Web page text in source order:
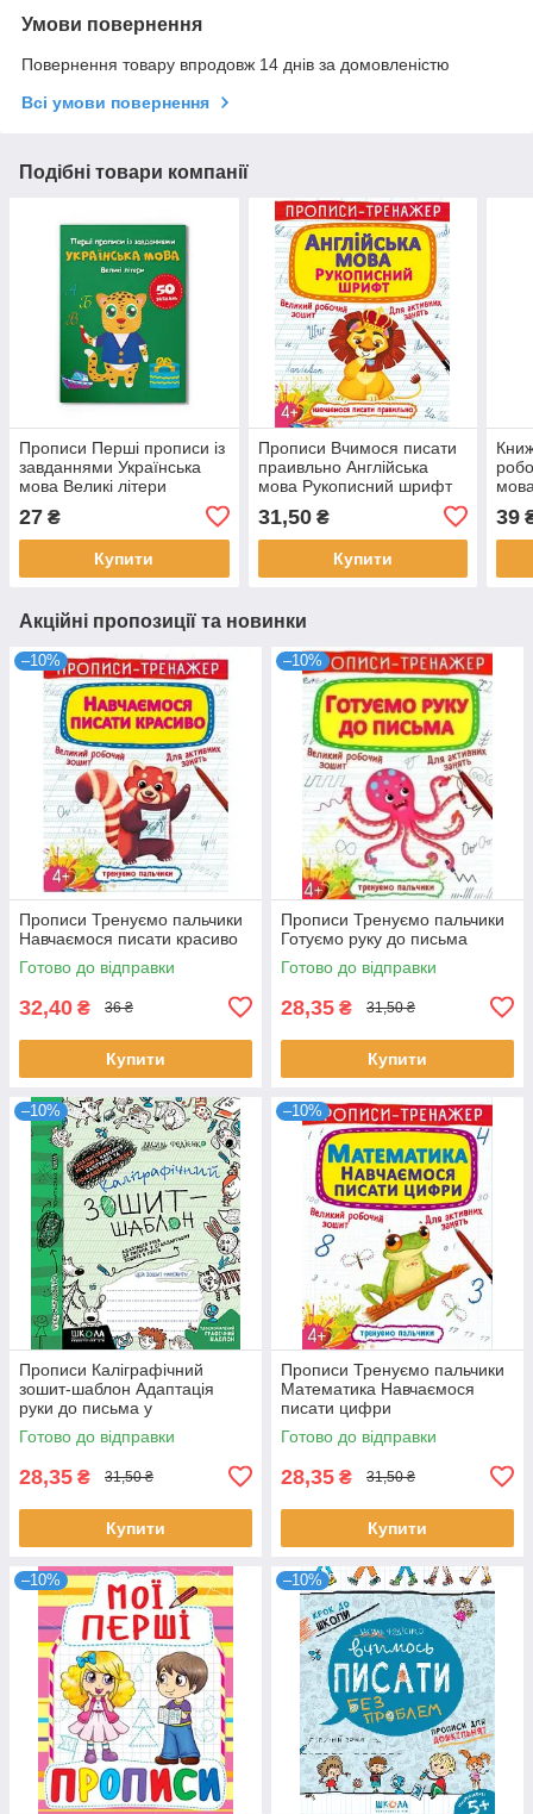
Умови повернення
Повернення товару впродовж 14 днів за домовленістю
Всі умови повернення
Подібні товари компанії
Прописи Перші прописи із
завданнями Українська
мова Великі літери
27 ₴
Купити
Прописи Вчимося писати
праивльно Англійська
мова Рукописний шрифт
31,50₴
Купити
39
Акційні пропозиції та новинки
–10%
Прописи Тренуємо пальчики
Навчаємося писати красиво
Готово до відправки
32,40 ₴ 36 ₴
Купити
–10%
Прописи Тренуємо пальчики
Готуємо руку до письма
Готово до відправки
28,35 ₴ 31,50 ₴
Купити
–10%
Прописи Каліграфічний
зошит-шаблон Адаптація
руки до письма у
стандартному зошиті в лінію
зелена обк
Готово до відправки
28,35 ₴ 31,50 ₴
Купити
–10%
Прописи Тренуємо пальчики
Математика Навчаємося
писати цифри
Готово до відправки
28,35 ₴ 31,50 ₴
Купити
–10% –10%